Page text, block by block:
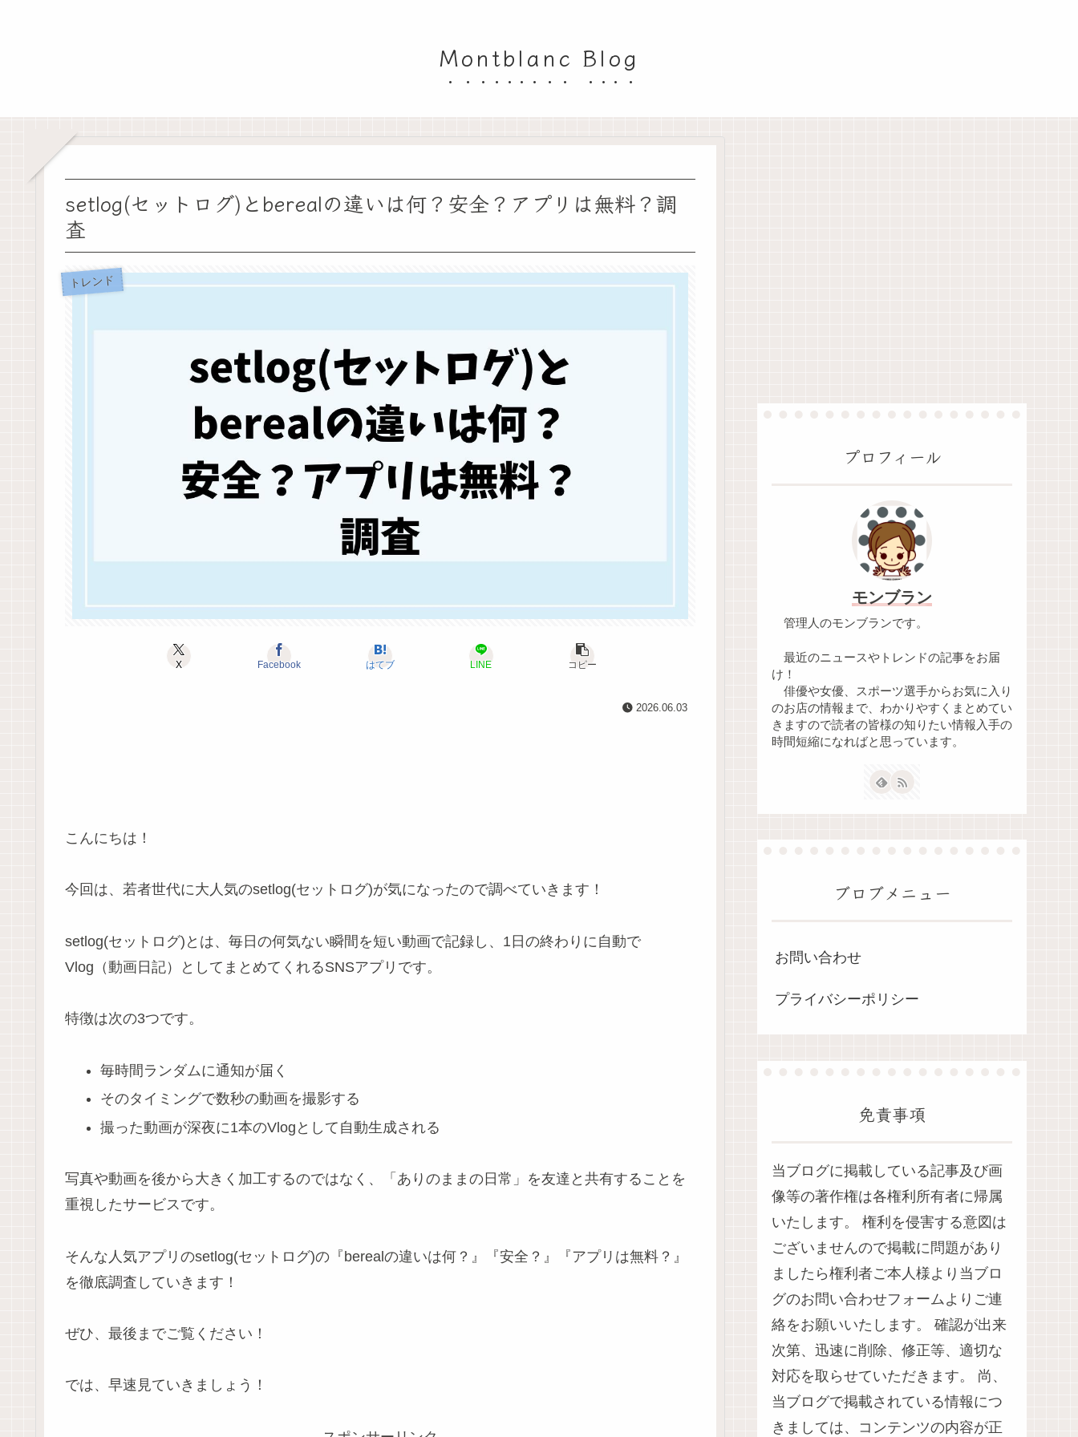
Montblanc Blog
setlog(セットログ)とberealの違いは何？安全？アプリは無料？調
査
トレンド
X Facebook はてブ LINE コピー
2026.06.03
こんにちは！
今回は、若者世代に大人気のsetlog(セットログ)が気になったので調べていきます！
setlog(セットログ)とは、毎日の何気ない瞬間を短い動画で記録し、1日の終わりに自動で
Vlog（動画日記）としてまとめてくれるSNSアプリです。
特徴は次の3つです。
毎時間ランダムに通知が届く
そのタイミングで数秒の動画を撮影する
撮った動画が深夜に1本のVlogとして自動生成される
写真や動画を後から大きく加工するのではなく、「ありのままの日常」を友達と共有することを
重視したサービスです。
そんな人気アプリのsetlog(セットログ)の『berealの違いは何？』『安全？』『アプリは無料？』
を徹底調査していきます！
ぜひ、最後までご覧ください！
では、早速見ていきましょう！
プロフィール
モンブラン
管理人のモンブランです。
最近のニュースやトレンドの記事をお届
け！
俳優や女優、スポーツ選手からお気に入り
のお店の情報まで、わかりやすくまとめてい
きますので読者の皆様の知りたい情報入手の
時間短縮になればと思っています。
ブロブメニュー
お問い合わせ
プライバシーポリシー
免責事項
当ブログに掲載している記事及び画
像等の著作権は各権利所有者に帰属
いたします。 権利を侵害する意図は
ございませんので掲載に問題があり
ましたら権利者ご本人様より当ブロ
グのお問い合わせフォームよりご連
絡をお願いいたします。 確認が出来
次第、迅速に削除、修正等、適切な
対応を取らせていただきます。 尚、
当ブログで掲載されている情報につ
きましては、コンテンツの内容が正